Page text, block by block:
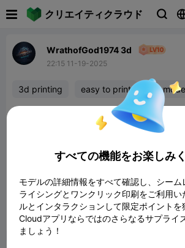
クリエイティクラウド 
WrathofGod1974 3d
22:15 11-19-2025
3d printing easy to print 3d
awesome snowman. he twists
separate parts for easy coloring.
 報告 5 
すべての機能をお楽しみ
モデルの詳細情報をすべて確認し、シーム
ライシングとワンクリック印刷をご利用
ルとインタラクションして限定ポイント
Cloudアプリならではのさらなるサプライ
ましょう！